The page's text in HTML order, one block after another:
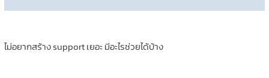
ไม่อยากสร้าง support เยอะ มีอะไรช่วยได้บ้าง